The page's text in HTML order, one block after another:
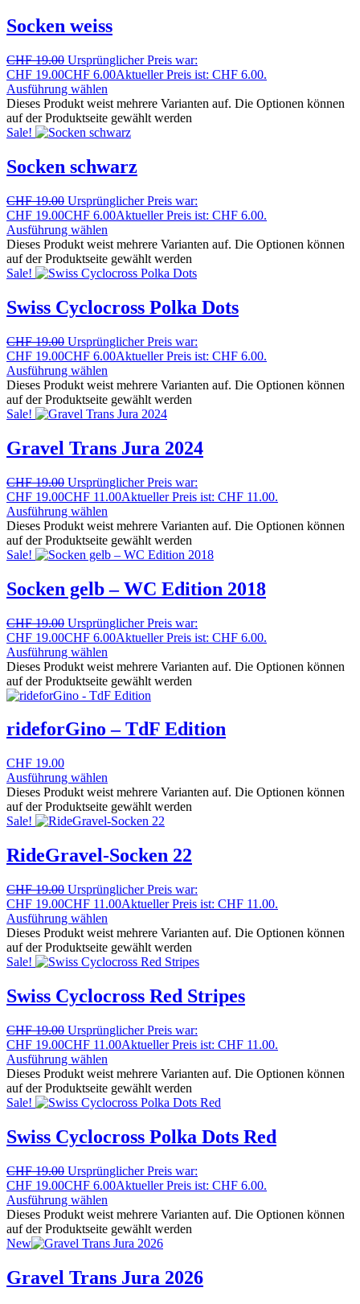
Socken weiss
CHF19.00 Ursprünglicher Preis war:
CHF 19.00CHF 6.00Aktueller Preis ist: CHF 6.00.
Ausführung wählen
Dieses Produkt weist mehrere Varianten auf. Die Optionen können
auf der Produktseite gewählt werden
Sale!
Socken schwarz
CHF19.00 Ursprünglicher Preis war:
CHF 19.00CHF 6.00Aktueller Preis ist: CHF 6.00.
Ausführung wählen
Dieses Produkt weist mehrere Varianten auf. Die Optionen können
auf der Produktseite gewählt werden
Sale!
Swiss Cyclocross Polka Dots
CHF19.00 Ursprünglicher Preis war:
CHF 19.00CHF 6.00Aktueller Preis ist: CHF 6.00.
Ausführung wählen
Dieses Produkt weist mehrere Varianten auf. Die Optionen können
auf der Produktseite gewählt werden
Sale!
Gravel Trans Jura 2024
CHF19.00 Ursprünglicher Preis war:
CHF 19.00CHF 11.00Aktueller Preis ist: CHF 11.00.
Ausführung wählen
Dieses Produkt weist mehrere Varianten auf. Die Optionen können
auf der Produktseite gewählt werden
Sale!
Socken gelb – WC Edition 2018
CHF19.00 Ursprünglicher Preis war:
CHF 19.00CHF 6.00Aktueller Preis ist: CHF 6.00.
Ausführung wählen
Dieses Produkt weist mehrere Varianten auf. Die Optionen können
auf der Produktseite gewählt werden
rideforGino – TdF Edition
CHF 19.00
Ausführung wählen
Dieses Produkt weist mehrere Varianten auf. Die Optionen können
auf der Produktseite gewählt werden
Sale!
RideGravel-Socken 22
CHF19.00 Ursprünglicher Preis war:
CHF 19.00CHF 11.00Aktueller Preis ist: CHF 11.00.
Ausführung wählen
Dieses Produkt weist mehrere Varianten auf. Die Optionen können
auf der Produktseite gewählt werden
Sale!
Swiss Cyclocross Red Stripes
CHF19.00 Ursprünglicher Preis war:
CHF 19.00CHF 11.00Aktueller Preis ist: CHF 11.00.
Ausführung wählen
Dieses Produkt weist mehrere Varianten auf. Die Optionen können
auf der Produktseite gewählt werden
Sale!
Swiss Cyclocross Polka Dots Red
CHF19.00 Ursprünglicher Preis war:
CHF 19.00CHF 6.00Aktueller Preis ist: CHF 6.00.
Ausführung wählen
Dieses Produkt weist mehrere Varianten auf. Die Optionen können
auf der Produktseite gewählt werden
New
Gravel Trans Jura 2026